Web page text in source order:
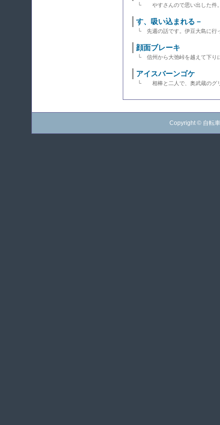
└ やすさんので思い出した件。
す、吸い込まれる－
└ 先週の話です。伊豆大島に行
顔面ブレーキ
└ 信州から大弛峠を越えて下り
アイスバーンゴケ
└ 相棒と二人で、奥武蔵のグリ
Copyright © 自転